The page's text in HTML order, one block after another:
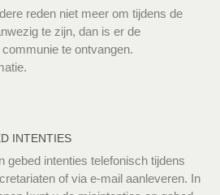
reden niet meer om tijdens de
te zijn, dan is er de
te ontvangen.
INTENTIES
gebed intenties telefonisch tijdens
of via e-mail aanleveren. In